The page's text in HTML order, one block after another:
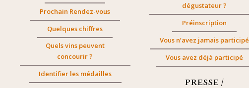
Prochain Rendez-vous
Quelques chiffres
Quels vins peuvent
concourir ?
Identifier les médailles
dégustateur ?
Préinscription
Vous n’avez jamais participé
Vous avez déjà participé
PRESSE /